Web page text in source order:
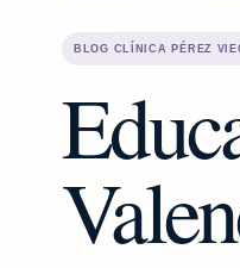
BLOG CLÍNICA PÉREZ